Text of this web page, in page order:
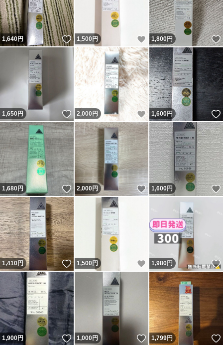
1,640円 いいね！
1,500 円 いいね！
1,800円
1,650円 いいね！
2,000円 いいね！
1,600円
1,680円 いいね！
2,000円 いいね！
1,600円
1,410円 いいね！
1,500 円 いいね！
1,980円
1,900円 いいね！
1,000円 いいね！
1,799円